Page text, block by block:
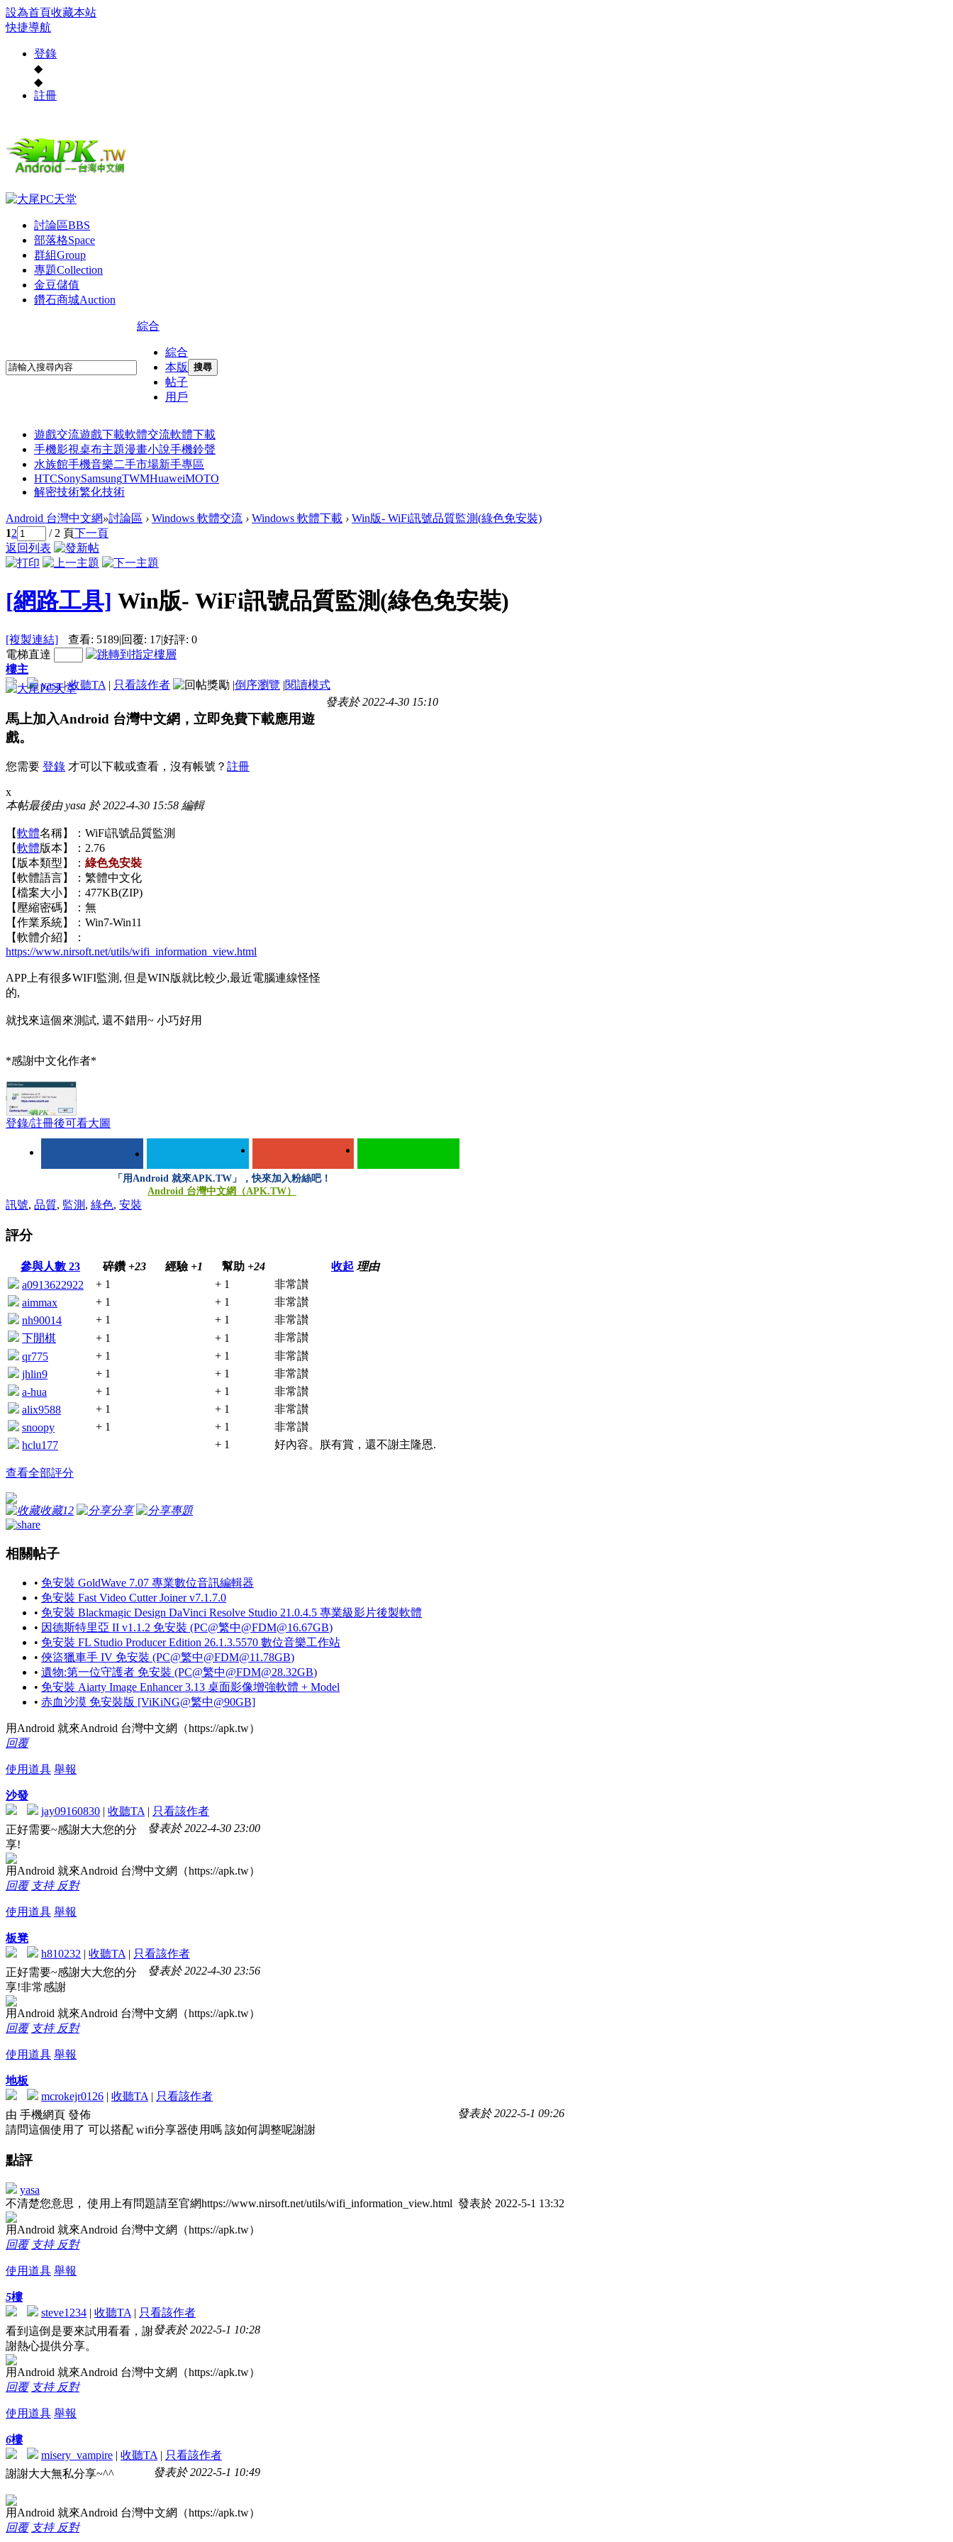
設為首頁收藏本站
快捷導航
登錄
◆
◆
註冊
討論區BBS
部落格Space
群組Group
專題Collection
金豆儲值
鑽石商城Auction
綜合
綜合
本版
帖子
用戶
搜尋
遊戲交流遊戲下載軟體交流軟體下載
手機影視桌布主題漫畫小說手機鈴聲
水族館手機音樂二手市場新手專區
HTCSonySamsungTWMHuaweiMOTO
解密技術繁化技術
Android 台灣中文網»討論區 › Windows 軟體交流 › Windows 軟體下載 › Win版- WiFi訊號品質監測(綠色免安裝)
12 / 2 頁下一頁
返回列表
[網路工具] Win版- WiFi訊號品質監測(綠色免安裝)
[複製連結] 查看: 5189|回覆: 17|好評: 0
電梯直達
樓主
yasa | 收聽TA | 只看該作者 |倒序瀏覽 |閱讀模式
發表於 2022-4-30 15:10
馬上加入Android 台灣中文網，立即免費下載應用遊
戲。
您需要 登錄 才可以下載或查看，沒有帳號？ 註冊
x
本帖最後由 yasa 於 2022-4-30 15:58 編輯
【軟體名稱】：WiFi訊號品質監測
【軟體版本】：2.76
【版本類型】： 綠色免安裝
【軟體語言】：繁體中文化
【檔案大小】：477KB(ZIP)
【壓縮密碼】：無
【作業系統】：Win7-Win11
【軟體介紹】：
https://www.nirsoft.net/utils/wifi_information_view.html
APP上有很多WIFI監測, 但是WIN版就比較少,最近電腦連線怪怪
的,
就找來這個來測試, 還不錯用~ 小巧好用
*感謝中文化作者*
登錄/註冊後可看大圖
「用Android 就來APK.TW」，快來加入粉絲吧！
Android 台灣中文網（APK.TW）
訊號, 品質, 監測 , 綠色, 安裝
評分
參與人數 23 碎鑽 +23 經驗 +1 幫助 +24 收起 理由
a0913622922
+ 1 + 1
非常讃
aimmax
+ 1 + 1
非常讃
nh90014
+ 1 + 1
非常讃
下閒棋
+ 1 + 1
非常讃
qr775
+ 1 + 1
非常讃
jhlin9
+ 1 + 1
非常讃
a-hua
+ 1 + 1
非常讃
alix9588
+ 1 + 1
非常讃
snoopy
+ 1 + 1
非常讃
hclu177
+ 1 好內容。朕有賞，還不謝主隆恩.
查看全部評分
收藏12 分享 專題
相關帖子
• 免安裝 GoldWave 7.07 專業數位音訊編輯器
• 免安裝 Fast Video Cutter Joiner v7.1.7.0
• 免安裝 Blackmagic Design DaVinci Resolve Studio 21.0.4.5 專業級影片後製軟體
• 因德斯特里亞 II v1.1.2 免安裝 (PC@繁中@FDM@16.67GB)
• 免安裝 FL Studio Producer Edition 26.1.3.5570 數位音樂工作站
• 俠盜獵車手 IV 免安裝 (PC@繁中@FDM@11.78GB)
• 遺物:第一位守護者 免安裝 (PC@繁中@FDM@28.32GB)
• 免安裝 Aiarty Image Enhancer 3.13 桌面影像增強軟體 + Model
• 赤血沙漠 免安裝版 [ViKiNG@繁中@90GB]
用Android 就來Android 台灣中文網（https://apk.tw）
回覆
使用道具 舉報
沙發
jay09160830 | 收聽TA | 只看該作者
發表於 2022-4-30 23:00
正好需要~感謝大大您的分
享!
用Android 就來Android 台灣中文網（https://apk.tw）
回覆 支持 反對
使用道具 舉報
板凳
h810232 | 收聽TA | 只看該作者
發表於 2022-4-30 23:56
正好需要~感謝大大您的分
享!非常感謝
用Android 就來Android 台灣中文網（https://apk.tw）
回覆 支持 反對
使用道具 舉報
地板
mcrokejr0126 | 收聽TA | 只看該作者
發表於 2022-5-1 09:26
由 手機網頁 發佈
請問這個使用了 可以搭配 wifi分享器使用嗎 該如何調整呢謝謝
點評
yasa
不清楚您意思， 使用上有問題請至官網https://www.nirsoft.net/utils/wifi_information_view.html 發表於 2022-5-1 13:32
用Android 就來Android 台灣中文網（https://apk.tw）
回覆 支持 反對
使用道具 舉報
5樓
steve1234 | 收聽TA | 只看該作者
發表於 2022-5-1 10:28
看到這倒是要來試用看看，謝
謝熱心提供分享。
用Android 就來Android 台灣中文網（https://apk.tw）
回覆 支持 反對
使用道具 舉報
6樓
misery_vampire | 收聽TA | 只看該作者
發表於 2022-5-1 10:49
謝謝大大無私分享~^^
用Android 就來Android 台灣中文網（https://apk.tw）
回覆 支持 反對